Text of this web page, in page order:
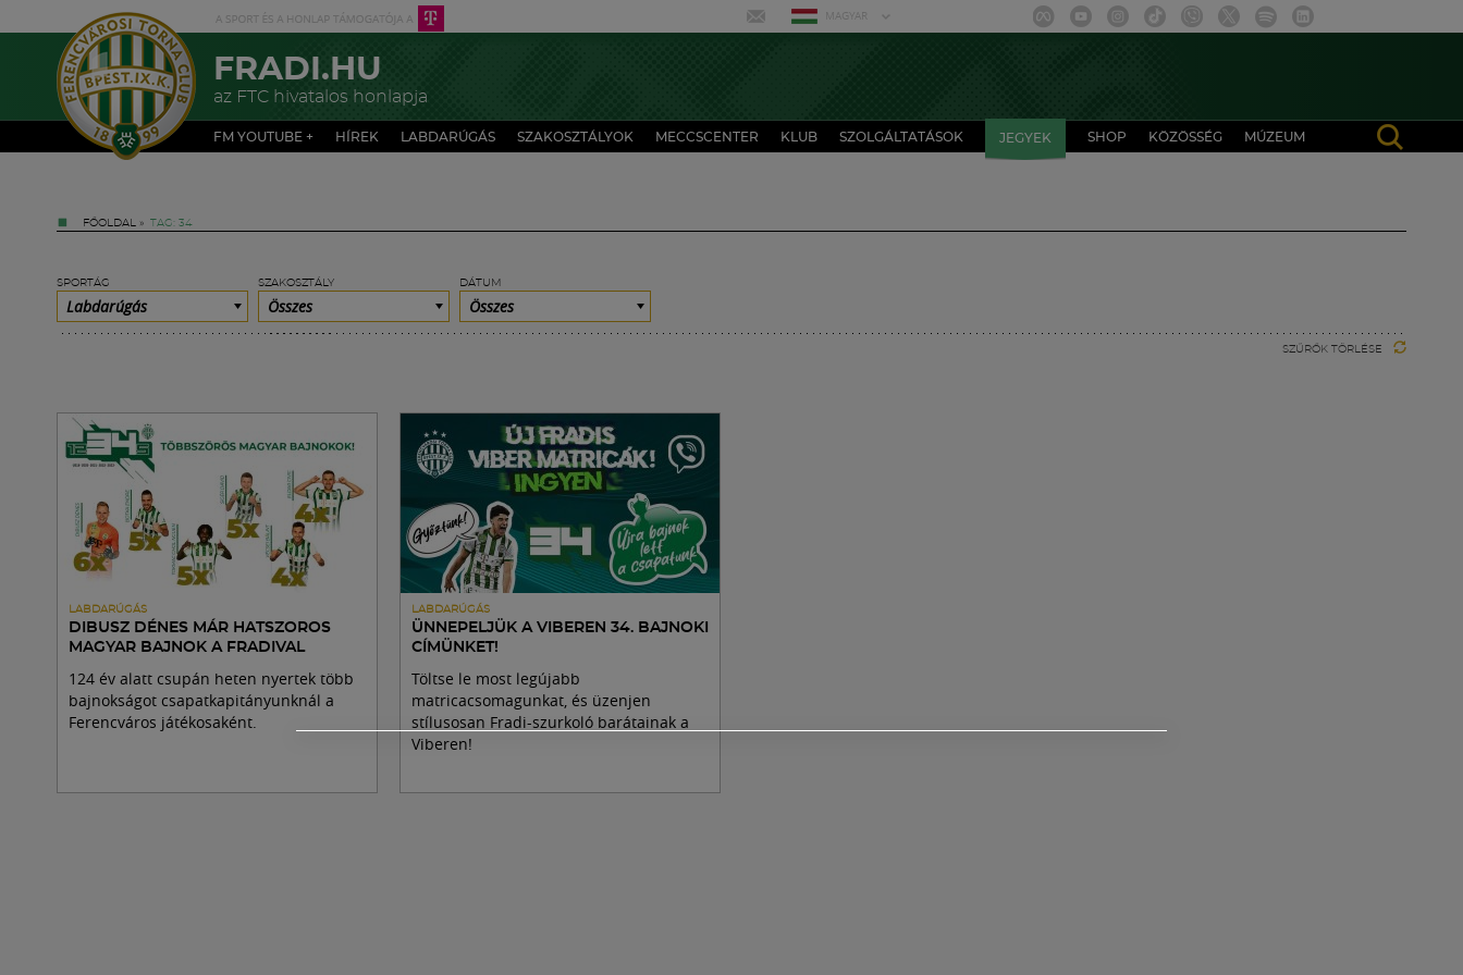
MAGYAR
FRADI.HU
az FTC hivatalos honlapja
FM YOUTUBE + HÍREK LABDARÚGÁS SZAKOSZTÁLYOK MECCSCENTER KLUB SZOLGÁLTATÁSOK JEGYEK SHOP KÖZÖSSÉG MÚZEUM
FŐOLDAL » TAG: 34
SPORTÁG
Labdarúgás
SZAKOSZTÁLY
Összes
DÁTUM
Összes
SZŰRŐK TÖRLÉSE
LABDARÚGÁS
DIBUSZ DÉNES MÁR HATSZOROS
MAGYAR BAJNOK A FRADIVAL
124 év alatt csupán heten nyertek több
bajnokságot csapatkapitányunknál a
Ferencváros játékosaként.
LABDARÚGÁS
ÜNNEPELJÜK A VIBEREN 34. BAJNOKI
CÍMÜNKET!
Töltse le most legújabb
matricacsomagunkat, és üzenjen
stílusosan Fradi-szurkoló barátainak a
Viberen!